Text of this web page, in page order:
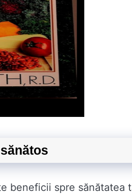
beneficii spre sănătatea